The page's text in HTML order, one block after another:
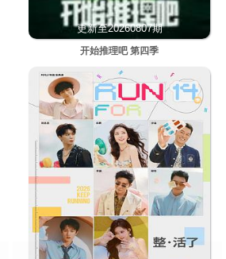
更新至20260807期
开始推理吧 第四季